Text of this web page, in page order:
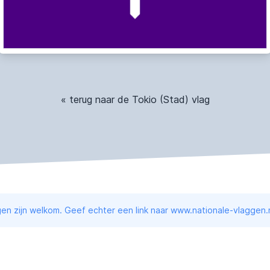
« terug naar de Tokio (Stad) vlag
zijn welkom. Geef echter een link naar www.nationale-